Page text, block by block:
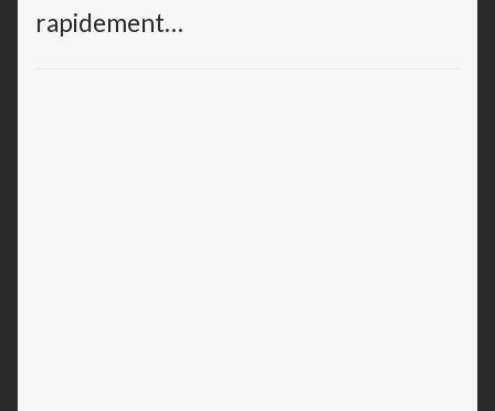
rapidement…